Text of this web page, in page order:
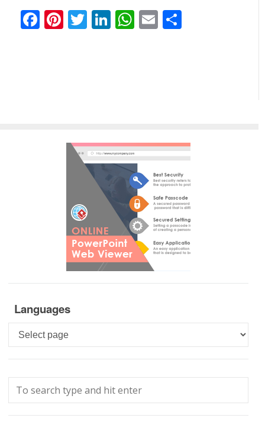
Facebook
Pinterest
Twitter
LinkedIn
WhatsApp
Email
Languages
Languages